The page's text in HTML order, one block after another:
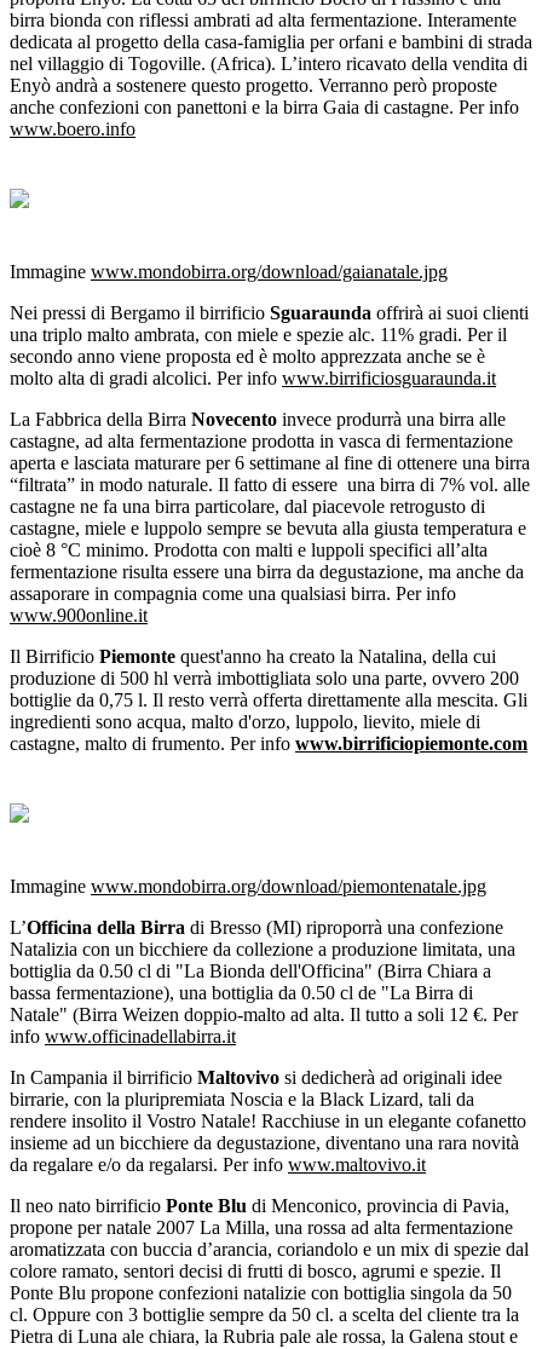
birra bionda con riflessi ambrati ad alta fermentazione. Interamente
dedicata al progetto della casa-famiglia per orfani e bambini di strada
nel villaggio di Togoville. (Africa). L’intero ricavato della vendita di
Enyò andrà a sostenere questo progetto. Verranno però proposte
anche confezioni con panettoni e la birra Gaia di castagne. Per info
www.boero.info
Immagine www.mondobirra.org/download/gaianatale.jpg
Nei pressi di Bergamo il birrificio Sguaraunda offrirà ai suoi clienti
una triplo malto ambrata, con miele e spezie alc. 11% gradi. Per il
secondo anno viene proposta ed è molto apprezzata anche se è
molto alta di gradi alcolici. Per info www.birrificiosguaraunda.it
La Fabbrica della Birra Novecento invece produrrà una birra alle
castagne, ad alta fermentazione prodotta in vasca di fermentazione
aperta e lasciata maturare per 6 settimane al fine di ottenere una birra
“filtrata” in modo naturale. Il fatto di essere una birra di 7% vol. alle
castagne ne fa una birra particolare, dal piacevole retrogusto di
castagne, miele e luppolo sempre se bevuta alla giusta temperatura e
cioè 8 °C minimo. Prodotta con malti e luppoli specifici all’alta
fermentazione risulta essere una birra da degustazione, ma anche da
assaporare in compagnia come una qualsiasi birra. Per info
www.900online.it
Il Birrificio Piemonte quest'anno ha creato la Natalina, della cui
produzione di 500 hl verrà imbottigliata solo una parte, ovvero 200
bottiglie da 0,75 l. Il resto verrà offerta direttamente alla mescita. Gli
ingredienti sono acqua, malto d'orzo, luppolo, lievito, miele di
castagne, malto di frumento. Per info www.birrificiopiemonte.com
Immagine www.mondobirra.org/download/piemontenatale.jpg
L’Officina della Birra di Bresso (MI) riproporrà una confezione
Natalizia con un bicchiere da collezione a produzione limitata, una
bottiglia da 0.50 cl di "La Bionda dell'Officina" (Birra Chiara a
bassa fermentazione), una bottiglia da 0.50 cl de "La Birra di
Natale" (Birra Weizen doppio-malto ad alta. Il tutto a soli 12 €. Per
info www.officinadellabirra.it
In Campania il birrificio Maltovivo si dedicherà ad originali idee
birrarie, con la pluripremiata Noscia e la Black Lizard, tali da
rendere insolito il Vostro Natale! Racchiuse in un elegante cofanetto
insieme ad un bicchiere da degustazione, diventano una rara novità
da regalare e/o da regalarsi. Per info www.maltovivo.it
Il neo nato birrificio Ponte Blu di Menconico, provincia di Pavia,
propone per natale 2007 La Milla, una rossa ad alta fermentazione
aromatizzata con buccia d’arancia, coriandolo e un mix di spezie dal
colore ramato, sentori decisi di frutti di bosco, agrumi e spezie. Il
Ponte Blu propone confezioni natalizie con bottiglia singola da 50
cl. Oppure con 3 bottiglie sempre da 50 cl. a scelta del cliente tra la
Pietra di Luna ale chiara, la Rubria pale ale rossa, la Galena stout e